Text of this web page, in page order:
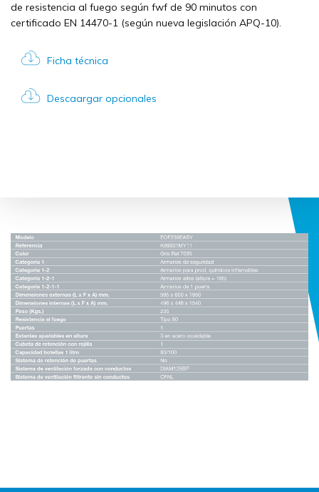
de resistencia al fuego según fwf de 90 minutos con
certificado EN 14470-1 (según nueva legislación APQ-10).
Ficha técnica
Descaargar opcionales